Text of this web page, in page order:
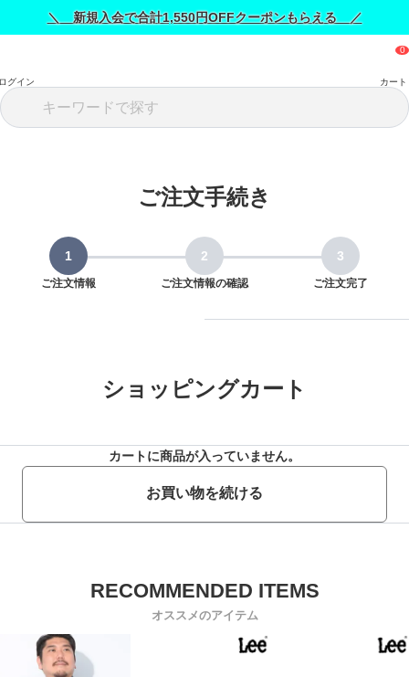
＼ 新規入会で合計1,550円OFFクーポンもらえる ／
グイン カート
ご注文手続き
ご注文情報 ご注文情報の確認 ご注文完了
ショッピングカート
カートに商品が入っていません。
お買い物を続ける
オススメのアイテム